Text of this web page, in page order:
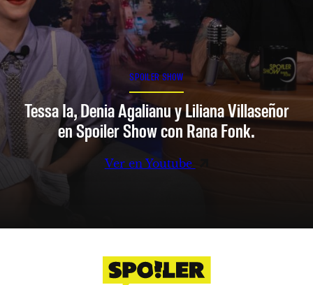
SPOILER SHOW
Tessa Ia, Denia Agalianu y Liliana Villaseñor
en Spoiler Show con Rana Fonk.
Ver en Youtube